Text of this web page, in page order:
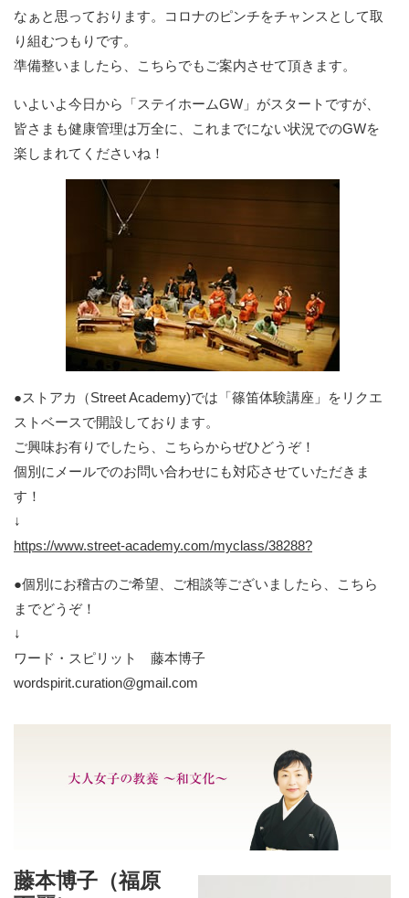
なぁと思っております。コロナのピンチをチャンスとして取
り組むつもりです。
準備整いましたら、こちらでもご案内させて頂きます。
いよいよ今日から「ステイホームGW」がスタートですが、
皆さまも健康管理は万全に、これまでにない状況でのGWを
楽しまれてくださいね！
●ストアカ（Street Academy)では「篠笛体験講座」をリクエ
ストベースで開設しております。
ご興味お有りでしたら、こちらからぜひどうぞ！
個別にメールでのお問い合わせにも対応させていただきま
す！
↓
https://www.street-academy.com/myclass/38288?
●個別にお稽古のご希望、ご相談等ございましたら、こちら
までどうぞ！
↓
ワード・スピリット 藤本博子
wordspirit.curation@gmail.com
藤本博子（福原